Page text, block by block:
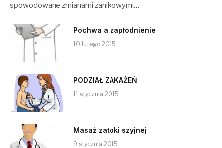
spowodowane zmianami zanikowymi…
Pochwa a zapłodnienie
10 lutego 2015
PODZIAŁ ZAKAŻEŃ
11 stycznia 2015
Masaż zatoki szyjnej
9 stycznia 2015